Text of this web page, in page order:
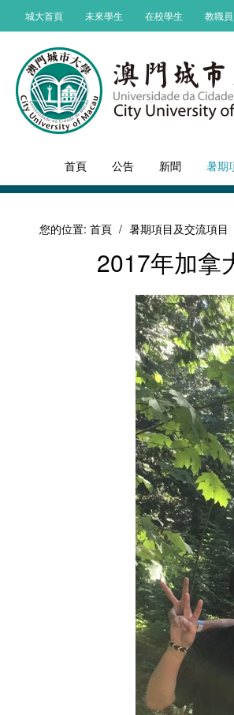
城大首頁 未來學生 在校學生 教職員
首頁 公告 新聞 暑期
您的位置: 首頁 / 暑期項目及交流項目
2017年加拿